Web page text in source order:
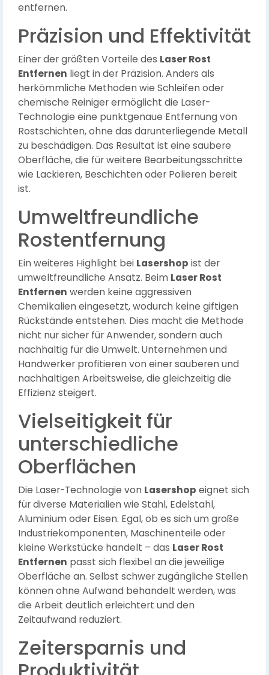
entfernen.
Präzision und Effektivität
Einer der größten Vorteile des Laser Rost
Entfernen liegt in der Präzision. Anders als
herkömmliche Methoden wie Schleifen oder
chemische Reiniger ermöglicht die Laser-
Technologie eine punktgenaue Entfernung von
Rostschichten, ohne das darunterliegende Metall
zu beschädigen. Das Resultat ist eine saubere
Oberfläche, die für weitere Bearbeitungsschritte
wie Lackieren, Beschichten oder Polieren bereit
ist.
Umweltfreundliche
Rostentfernung
Ein weiteres Highlight bei Lasershop ist der
umweltfreundliche Ansatz. Beim Laser Rost
Entfernen werden keine aggressiven
Chemikalien eingesetzt, wodurch keine giftigen
Rückstände entstehen. Dies macht die Methode
nicht nur sicher für Anwender, sondern auch
nachhaltig für die Umwelt. Unternehmen und
Handwerker profitieren von einer sauberen und
nachhaltigen Arbeitsweise, die gleichzeitig die
Effizienz steigert.
Vielseitigkeit für
unterschiedliche
Oberflächen
Die Laser-Technologie von Lasershop eignet sich
für diverse Materialien wie Stahl, Edelstahl,
Aluminium oder Eisen. Egal, ob es sich um große
Industriekomponenten, Maschinenteile oder
kleine Werkstücke handelt – das Laser Rost
Entfernen passt sich flexibel an die jeweilige
Oberfläche an. Selbst schwer zugängliche Stellen
können ohne Aufwand behandelt werden, was
die Arbeit deutlich erleichtert und den
Zeitaufwand reduziert.
Zeitersparnis und